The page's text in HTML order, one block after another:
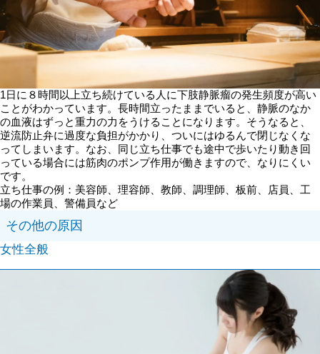
1日に８時間以上立ち続けている人に下肢静脈瘤の発生頻度が高い
ことがわかっています。長時間立ったままでいると、静脈のなか
の血液はずっと重力の力をうけることになります。そうなると、
逆流防止弁に過度な負担がかかり、ついにはゆるんで閉じなくな
ってしまいます。なお、同じ立ち仕事でも途中で歩いたり動き回
っている場合には筋肉のポンプ作用が働きますので、なりにくい
です。
立ち仕事の例：美容師、理容師、教師、調理師、板前、店員、工
場の作業員、警備員など
その他の原因
女性全般